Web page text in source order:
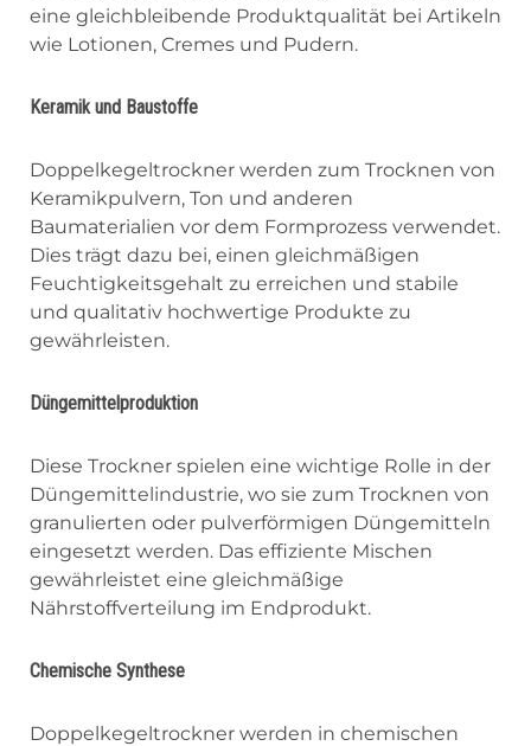
eine gleichbleibende Produktqualität bei Artikeln
wie Lotionen, Cremes und Pudern.
Keramik und Baustoffe
Doppelkegeltrockner werden zum Trocknen von
Keramikpulvern, Ton und anderen
Baumaterialien vor dem Formprozess verwendet.
Dies trägt dazu bei, einen gleichmäßigen
Feuchtigkeitsgehalt zu erreichen und stabile
und qualitativ hochwertige Produkte zu
gewährleisten.
Düngemittelproduktion
Diese Trockner spielen eine wichtige Rolle in der
Düngemittelindustrie, wo sie zum Trocknen von
granulierten oder pulverförmigen Düngemitteln
eingesetzt werden. Das effiziente Mischen
gewährleistet eine gleichmäßige
Nährstoffverteilung im Endprodukt.
Chemische Synthese
Doppelkegeltrockner werden in chemischen